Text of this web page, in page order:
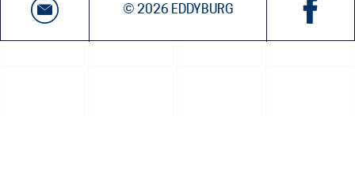
© 2026 EDDYBURG